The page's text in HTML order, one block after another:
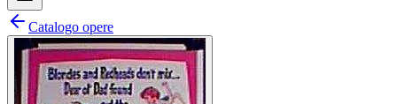
Catalogo opere